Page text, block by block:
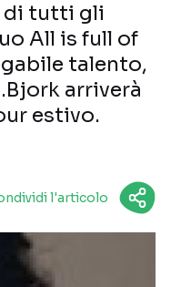
di tutti gli
All is full of
talento,
arriverà
estivo.
l'articolo